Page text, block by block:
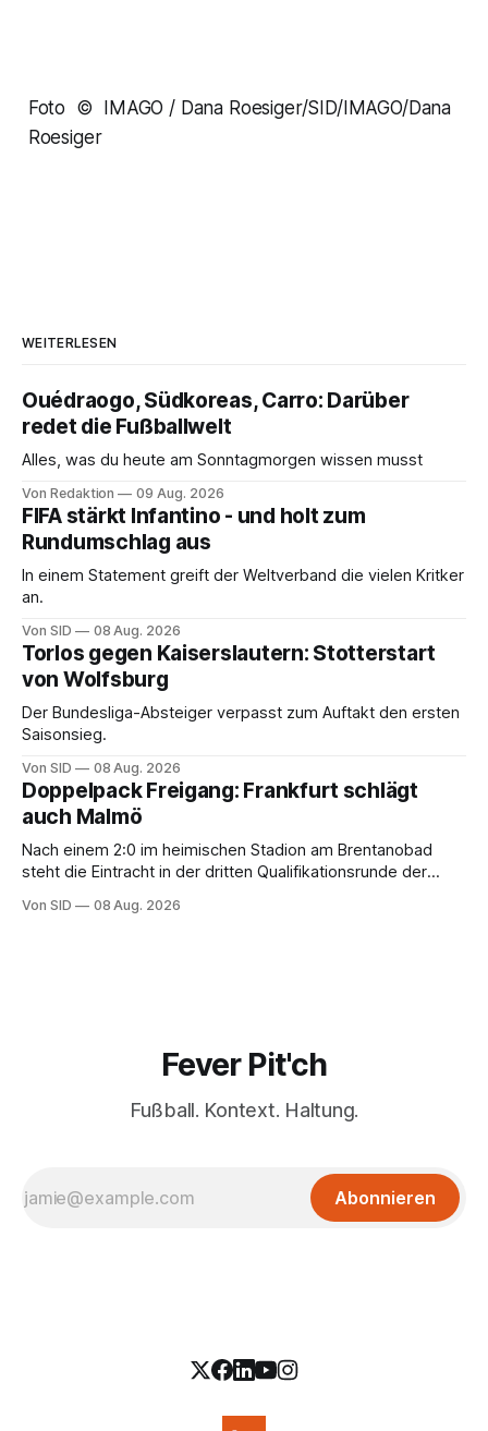
Foto © IMAGO / Dana Roesiger/SID/IMAGO/Dana
Roesiger
WEITERLESEN
Ouédraogo, Südkoreas, Carro: Darüber
redet die Fußballwelt
Alles, was du heute am Sonntagmorgen wissen musst
Von Redaktion 09 Aug. 2026
FIFA stärkt Infantino - und holt zum
Rundumschlag aus
In einem Statement greift der Weltverband die vielen Kritker
an.
Von SID 08 Aug. 2026
Torlos gegen Kaiserslautern: Stotterstart
von Wolfsburg
Der Bundesliga-Absteiger verpasst zum Auftakt den ersten
Saisonsieg.
Von SID 08 Aug. 2026
Doppelpack Freigang: Frankfurt schlägt
auch Malmö
Nach einem 2:0 im heimischen Stadion am Brentanobad
steht die Eintracht in der dritten Qualifikationsrunde der
Von SID 08 Aug. 2026
Fever Pit'ch
Fußball. Kontext. Haltung.
Abonnieren